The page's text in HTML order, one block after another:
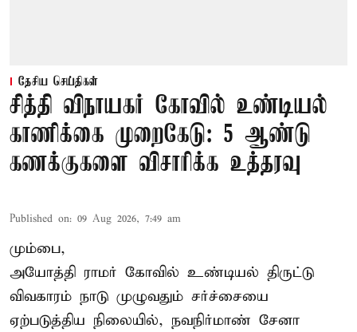
தேசிய செய்திகள்
சித்தி விநாயகர் கோவில் உண்டியல்
காணிக்கை முறைகேடு: 5 ஆண்டு
கணக்குகளை விசாரிக்க உத்தரவு
Published on: 09 Aug 2026, 7:49 am
மும்பை,
அயோத்தி ராமர் கோவில் உண்டியல் திருட்டு
விவகாரம் நாடு முழுவதும் சர்ச்சையை
ஏற்படுத்திய நிலையில், நவநிர்மாண் சேனா